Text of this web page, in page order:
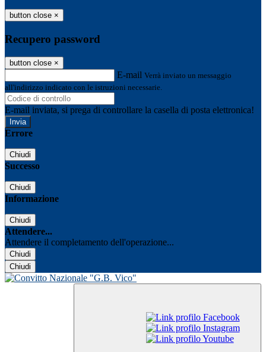
button close ×
Recupero password
button close ×
E-mail Verrà inviato un messaggio
all'indirizzo indicato con le istruzioni necessarie.
E-mail inviata, si prega di controllare la casella di posta elettronica!
Errore
Chiudi
Successo
Chiudi
Informazione
Chiudi
Attendere...
Attendere il completamento dell'operazione...
Chiudi
Chiudi